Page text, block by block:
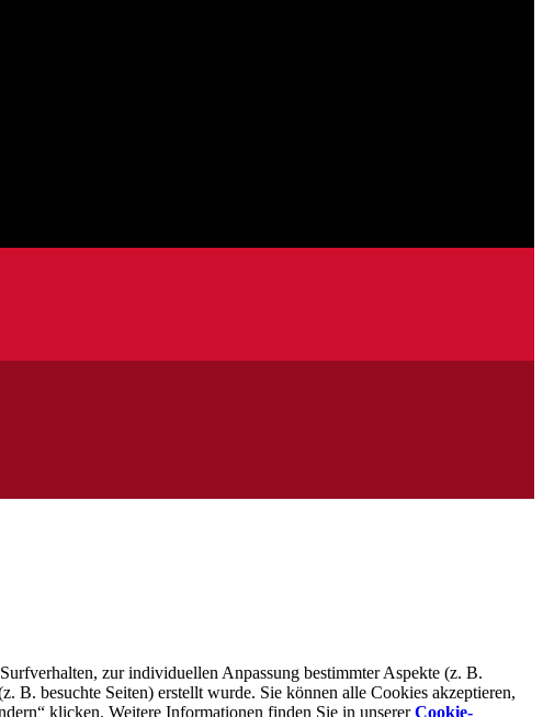
zur individuellen Anpassung bestimmter Aspekte (z. B.
B. besuchte Seiten) erstellt wurde. Sie können alle Cookies akzeptieren,
klicken. Weitere Informationen finden Sie in unsererCookie-